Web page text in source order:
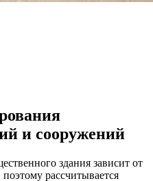
и сооружений
здания зависит от
рассчитывается